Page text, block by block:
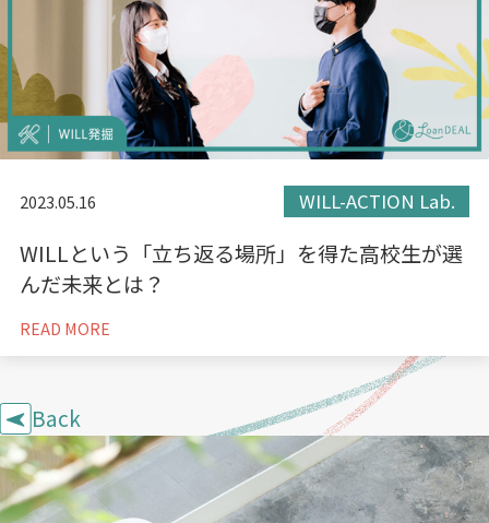
2023.05.16 WILL-ACTION Lab.
WILLという「立ち返る場所」を得た高校生が選
んだ未来とは？
READ MORE
Back